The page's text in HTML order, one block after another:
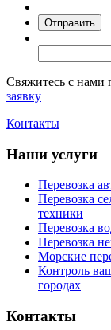
Свяжитесь с нами
заявку
Контакты
Наши услуги
Перевозка
Перевозка
техники
Перевозка
Перевозка
Морские
Контроль
городах
Контакты